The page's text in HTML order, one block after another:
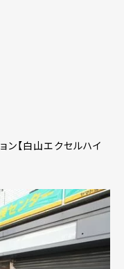
【白山エクセルハイ